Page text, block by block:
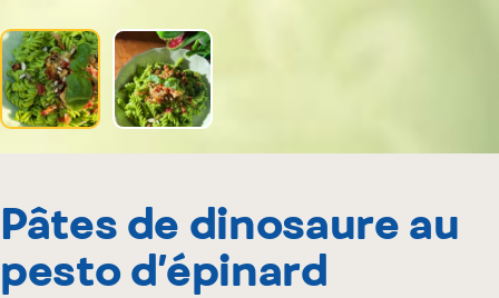
Pâtes de dinosaure au
pesto d’épinard